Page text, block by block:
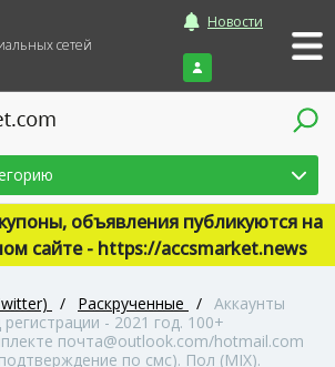
сетей
Новости
Войти
объявления публикуются на
сайте - https://accsmarket.news
/ Раскрученные / Аккаунты
- 2021 год. 100+
почта@outlook.com/hotmail.com
по смс). Пол (MIX).